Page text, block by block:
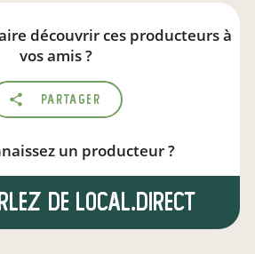
découvrir ces producteurs à
vos amis ?
Partager
un producteur ?
de local.direct